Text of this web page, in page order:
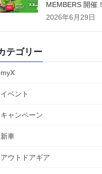
MEMBERS 開催！
2026年6月29日
テゴリー
myX
イベント
キャンペーン
新車
アウトドアギア